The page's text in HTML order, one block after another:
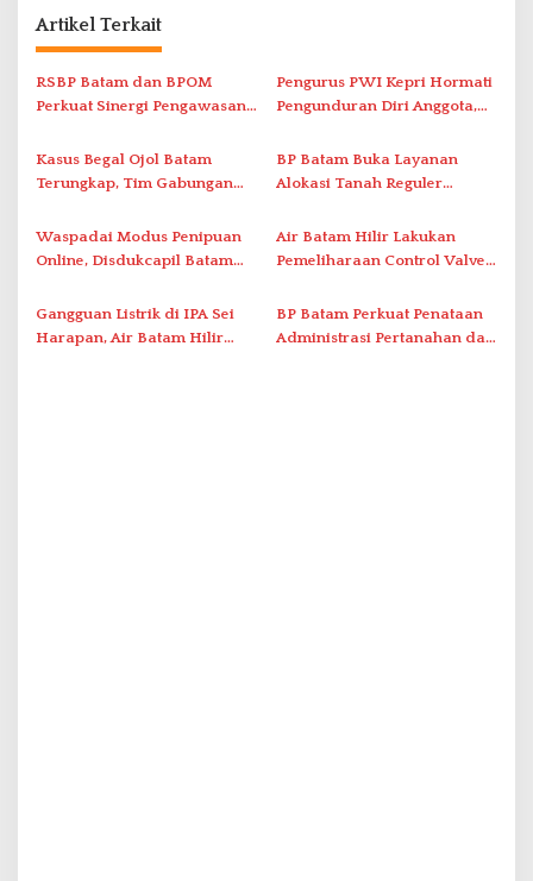
a
s
i
p
o
s
Artikel Terkait
RSBP Batam dan BPOM
Perkuat Sinergi Pengawasan
Pelayanan Kefarmasian
Pengurus PWI Kepri Hormati
Pengunduran Diri Anggota,
Administrasi ke Pusat
Kasus Begal Ojol Batam
Terungkap, Tim Gabungan
Simpang Dam
BP Batam Buka Layanan
Alokasi Tanah Reguler
Waspadai Modus Penipuan
Online, Disdukcapil Batam
Tatap Muka
Air Batam Hilir Lakukan
Pemeliharaan Control Valve,
Gangguan Listrik di IPA Sei
Harapan, Air Batam Hilir
BP Batam Perkuat Penataan
Administrasi Pertanahan dan